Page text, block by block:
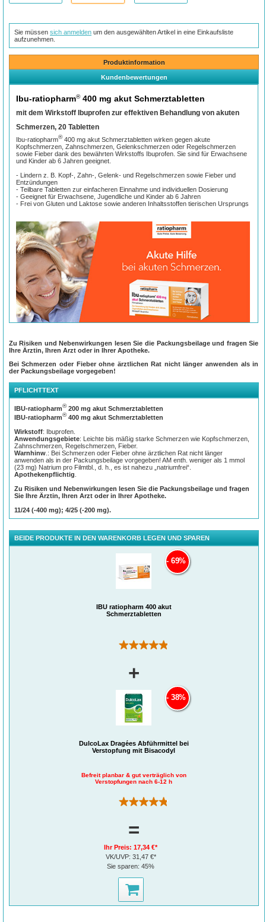
Sie müssensich anmelden um den ausgewählten Artikel in eine Einkaufsliste
aufzunehmen.
Produktinformation
Kundenbewertungen
Ibu-ratiopharm®400 mg akut Schmerztabletten
mit dem Wirkstoff Ibuprofen zur effektiven Behandlung von akuten
Schmerzen, 20 Tabletten
Ibu-ratiopharm®400 mg akut Schmerztabletten wirken gegen akute
Kopfschmerzen, Zahnschmerzen, Gelenkschmerzen oder Regelschmerzen
sowie Fieber dank des bewährten Wirkstoffs Ibuprofen. Sie sind für Erwachsene
und Kinder ab 6 Jahren geeignet.
- Lindern z. B. Kopf-, Zahn-, Gelenk- und Regelschmerzen sowie Fieber und
Entzündungen
- Teilbare Tabletten zur einfacheren Einnahme und individuellen Dosierung
- Geeignet für Erwachsene, Jugendliche und Kinder ab 6 Jahren
- Frei von Gluten und Laktose sowie anderen Inhaltsstoffen tierischen Ursprungs
Akute Schmerzen und Fieber hemmen
Der Alltag wird oft zur Herausforderung, sobald man alles unter einen Hut kriegen
muss. Kommen dann noch Schmerzen hinzu, wird es schwierig, alle Aufgaben zu
bewältigen. Bei der effektiven Behandlung von leichten bis mäßigen Schmerzen
und Fieber hat sich der Wirkstoff Ibuprofen bewährt. Er lindert den Schmerz,
hemmt die Entzündung und senkt das Fieber.
Ibu-ratiopharm®400 mg akut Schmerztabletten bekämpfen akute Beschwerden
wie Kopfschmerzen, Zahnschmerzen, Gelenkschmerzen, Regelschmerzen,
entzündungsbedingte sowie erkältungsbedingte Schmerzen und Fieber. Da die
Tabletten teilbar sind, können sie einfacher eingenommen und individuell dosiert
Ibu-ratiopharm®400 mg akut Schmerztabletten sind für Erwachsene,
Jugendliche und Kinder ab 6 Jahren in der entsprechenden Dosierung geeignet.
Schmerzen, Entzündungen und Fieber werden im Körper unter anderem von
Gewebshormonen verursacht, die man als Prostaglandine bezeichnet. Ibuprofen
400 mg akut Schmerztabletten sind gut
verträglich und laktose- sowie glutenfrei. Außerdem enthalten sie keine
Zu Risiken und Nebenwirkungen lesen Sie die Packungsbeilage und fragen Sie
Ihre Ärztin, Ihren Arzt oder in Ihrer Apotheke.
Bei Schmerzen oder Fieber ohne ärztlichen Rat nicht länger anwenden als in
der Packungsbeilage vorgegeben!
PFLICHTTEXT
IBU-ratiopharm®200 mg akut Schmerztabletten
IBU-ratiopharm®400 mg akut Schmerztabletten
Wirkstoff: Ibuprofen.
Anwendungsgebiete: Leichte bis mäßig starke Schmerzen wie Kopfschmerzen,
Zahnschmerzen, Regelschmerzen, Fieber.
Warnhinw .: Bei Schmerzen oder Fieber ohne ärztlichen Rat nicht länger
anwenden als in der Packungsbeilage vorgegeben! AM enth. weniger als 1 mmol
(23 mg) Natrium pro Filmtbl., d. h., es ist nahezu „natriumfrei“.
Apothekenpflichtig
Zu Risiken und Nebenwirkungen lesen Sie die Packungsbeilage und fragen
Sie Ihre Ärztin, Ihren Arzt oder in Ihrer Apotheke.
11/24 (-400 mg); 4/25 (-200 mg).
BEIDE PRODUKTE IN DEN WARENKORB LEGEN UND SPAREN
IBU ratiopharm 400 akut
Schmerztabletten
(264)
69%
+
DulcoLax Dragées Abführmittel bei
Verstopfung mit Bisacodyl
Befreit planbar & gut verträglich von
Verstopfungen nach 6-12 h
(224)
38%
=
Ihr Preis:17,34 €*
VK/UVP: 31,47 €*
Sie sparen:45%